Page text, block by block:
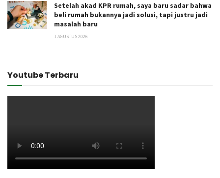
Setelah akad KPR rumah, saya baru sadar bahwa
beli rumah bukannya jadi solusi, tapi justru jadi
masalah baru
1 AGUSTUS 2026
Youtube Terbaru